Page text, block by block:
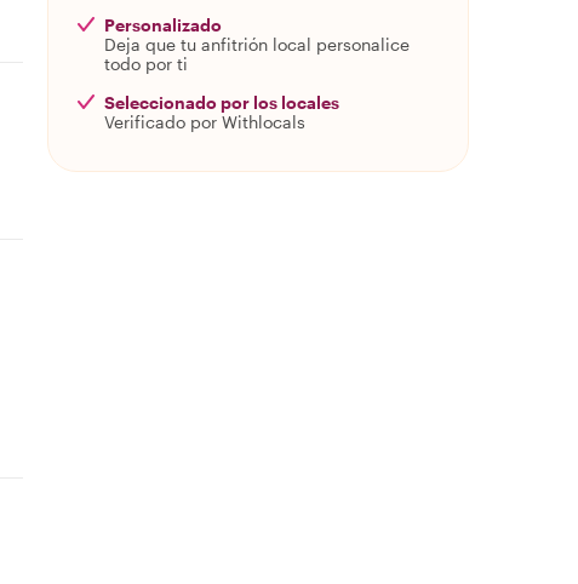
Personalizado
Deja que tu anfitrión local personalice
todo por ti
Seleccionado por los locales
Verificado por Withlocals